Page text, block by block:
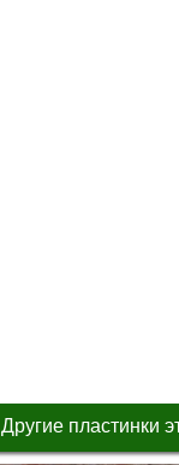
Другие пластинки